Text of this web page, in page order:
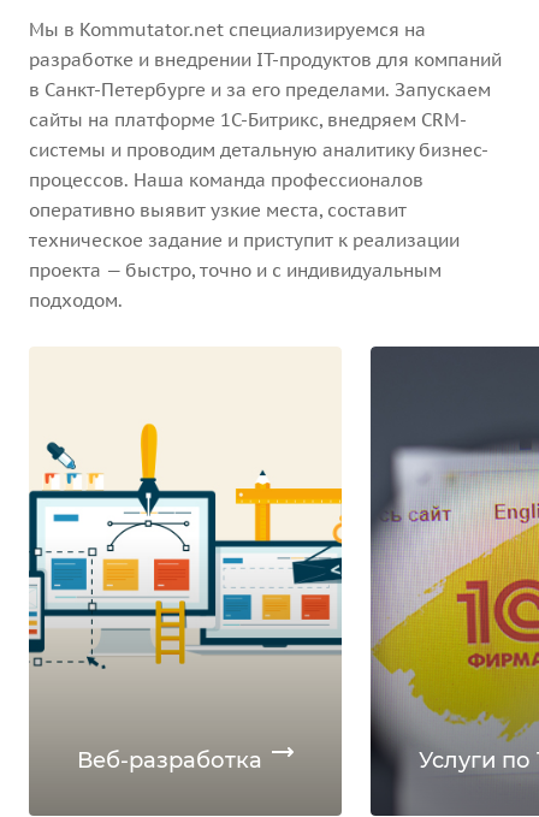
Мы в Kommutator.net специализируемся на
разработке и внедрении IT-продуктов для компаний
в Санкт-Петербурге и за его пределами. Запускаем
сайты на платформе 1С-Битрикс, внедряем CRM-
системы и проводим детальную аналитику бизнес-
процессов. Наша команда профессионалов
оперативно выявит узкие места, составит
техническое задание и приступит к реализации
проекта — быстро, точно и с индивидуальным
подходом.
Веб-разработка Услуги по